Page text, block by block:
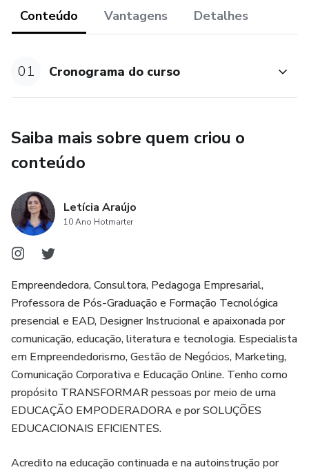
Estruturação de Custos e Lucratividade
MVP
Gestão de Tempo
Gestão do Lar
Além disso, ainda vamos te proporcionar 3 aulas bônus
Conteúdo Vantagens Detalhes
01 Cronograma do curso
Saiba mais sobre quem criou o
conteúdo
Letícia Araújo
10 Ano Hotmarter
Empreendedora, Consultora, Pedagoga Empresarial,
Professora de Pós-Graduação e Formação Tecnológica
presencial e EAD, Designer Instrucional e apaixonada por
comunicação, educação, literatura e tecnologia. Especialista
em Empreendedorismo, Gestão de Negócios, Marketing,
Comunicação Corporativa e Educação Online. Tenho como
propósito TRANSFORMAR pessoas por meio de uma
EDUCAÇÃO EMPODERADORA e por SOLUÇÕES
EDUCACIONAIS EFICIENTES.
Acredito na educação continuada e na autoinstrução por